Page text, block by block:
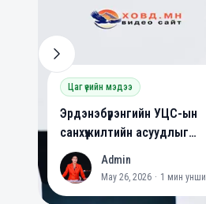
Цаг үеийн мэдээ
Эрдэнэбүрэнгийн УЦС-ын
санхүүжилтийн асуудлыг
шийдвэрлэлээ
A
Admin
May 26, 2026 · 1 мин